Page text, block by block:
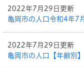
2022年7月29日更新
亀岡市の人口令和4年7
2022年7月29日更新
亀岡市の人口【年齢別